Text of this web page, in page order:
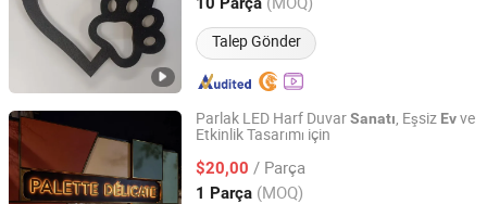
Talep Gönder
Parlak LED Harf DuvarSanatı, Eşsiz Evve
Etkinlik Tasarımı için
$20,00 / Parça
1 Parça (MOQ)
Ningbo Guangyun Sign Technology Co., Ltd.
Zhejiang, China Fiyat 2026